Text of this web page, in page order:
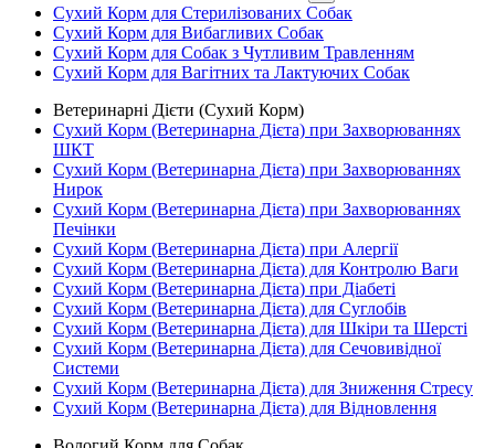
Сухий Корм для Стерилізованих Собак
Сухий Корм для Вибагливих Собак
Сухий Корм для Собак з Чутливим Травленням
Сухий Корм для Вагітних та Лактуючих Собак
Ветеринарні Дієти (Сухий Корм)
Сухий Корм (Ветеринарна Дієта) при Захворюваннях
ШКТ
Сухий Корм (Ветеринарна Дієта) при Захворюваннях
Нирок
Сухий Корм (Ветеринарна Дієта) при Захворюваннях
Печінки
Сухий Корм (Ветеринарна Дієта) при Алергії
Сухий Корм (Ветеринарна Дієта) для Контролю Ваги
Сухий Корм (Ветеринарна Дієта) при Діабеті
Сухий Корм (Ветеринарна Дієта) для Суглобів
Сухий Корм (Ветеринарна Дієта) для Шкіри та Шерсті
Сухий Корм (Ветеринарна Дієта) для Сечовивідної
Системи
Сухий Корм (Ветеринарна Дієта) для Зниження Стресу
Сухий Корм (Ветеринарна Дієта) для Відновлення